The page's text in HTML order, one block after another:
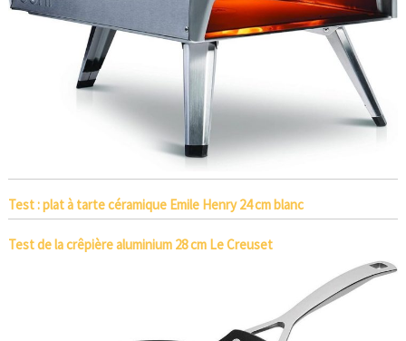
Test : plat à tarte céramique Emile Henry 24 cm blanc
Test de la crêpière aluminium 28 cm Le Creuset